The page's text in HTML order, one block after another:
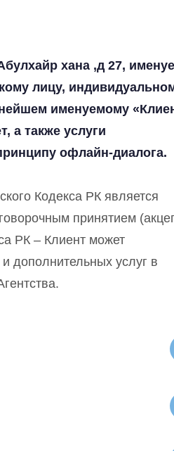
хана ,д 27,
лицу,
именуемому
а также услуги
офлайн-диалога.
Кодекса РК является
принятием
РК – Клиент может
дополнительных услуг в